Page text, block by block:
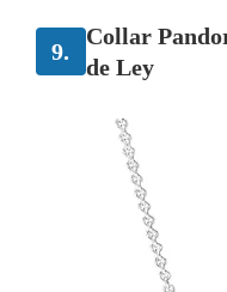
9.
Collar
de Ley